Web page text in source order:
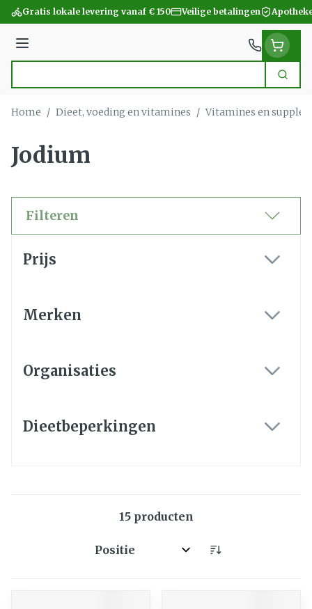
Ga naar de inhoud
Gratis lokale levering vanaf € 150 Veilige betalingen
Menu
Zoek
Home / Dieet, voeding en vitamines / Vitamines en
Jodium
Filteren
Prijs
Merken
Organisaties
Dieetbeperkingen
15producten
Sorteer op: